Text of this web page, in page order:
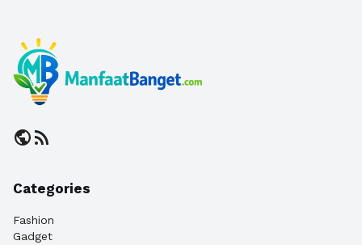
publicrss_feed
Categories
Fashion
Gadget